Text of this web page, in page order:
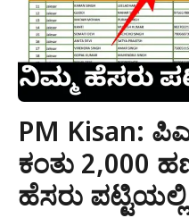
PM Kisan:
ಕಂತು ₹2,000
ಹೆಸರು